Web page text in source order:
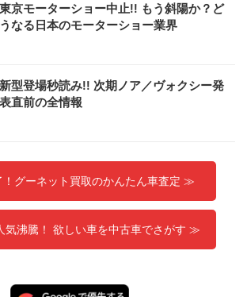
東京モーターショー中止!! もう斜陽か？ど
うなる日本のモーターショー業界
新型登場秒読み!! 次期ノア／ヴォクシー発
表直前の全情報
グーネット買取のかんたん車査定 ≫
気沸騰！ 欲しい車を中古車でさがす ≫